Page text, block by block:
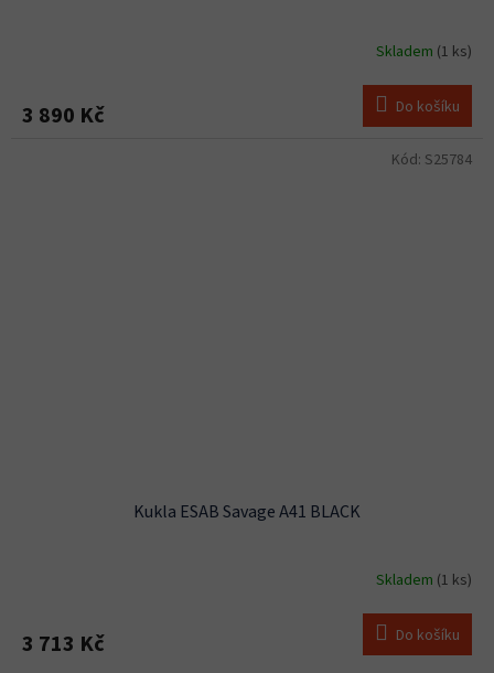
Skladem (1 ks)
3 890 Kč Do košíku
Kukla ESAB Savage A41 BLACK
Skladem (1 ks)
3 713 Kč Do košíku
Kód: S25784